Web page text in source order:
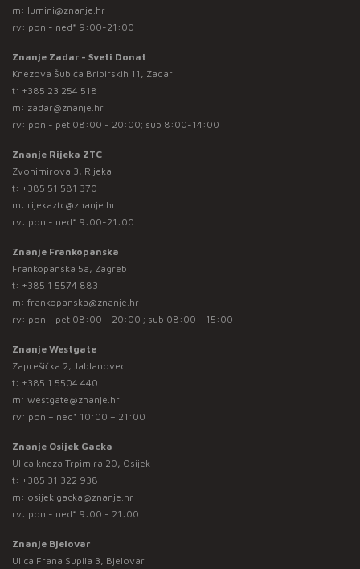
m: lumini@znanje.hr
rv: pon - ned* 9:00-21:00
Znanje Zadar - Sveti Donat
Knezova Šubića Bribirskih 11, Zadar
t: +385 23 254 518
m: zadar@znanje.hr
rv: pon - pet 08:00 - 20:00; sub 8:00-14:00
Znanje Rijeka ZTC
Zvonimirova 3, Rijeka
t: +385 51 581 370
m: rijekaztc@znanje.hr
rv: pon - ned* 9:00-21:00
Znanje Frankopanska
Frankopanska 5a, Zagreb
t: +385 1 5574 883
m: frankopanska@znanje.hr
rv: pon - pet 08:00 - 20:00 ; sub 08:00 - 15:00
Znanje Westgate
Zaprešićka 2, Jablanovec
t: +385 1 5504 440
m: westgate@znanje.hr
rv: pon – ned* 10:00 – 21:00
Znanje Osijek Gacka
Ulica kneza Trpimira 20, Osijek
t: +385 31 322 938
m: osijek.gacka@znanje.hr
rv: pon - ned* 9:00 - 21:00
Znanje Bjelovar
Ulica Frana Supila 3, Bjelovar